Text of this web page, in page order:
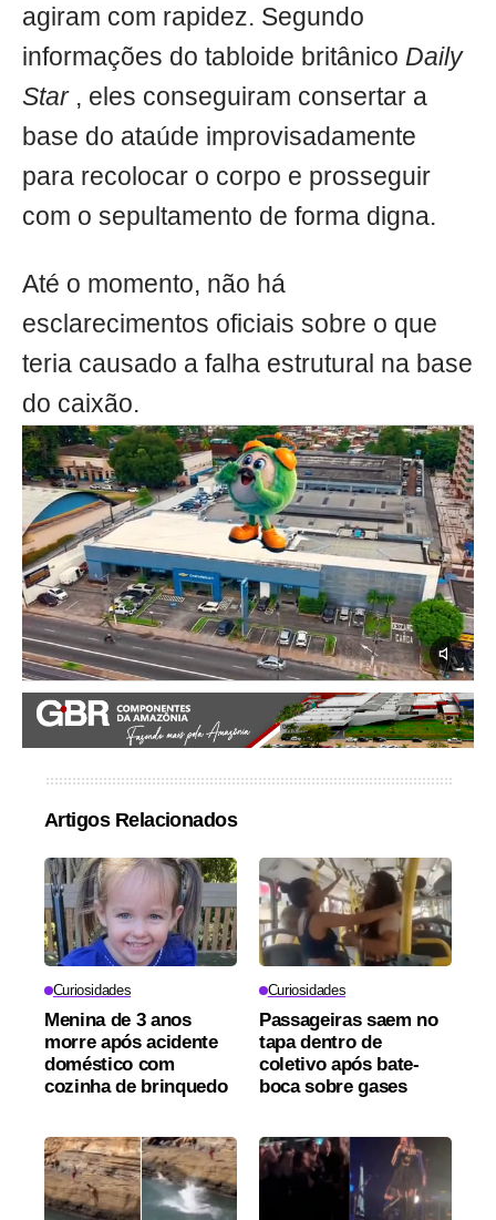
agiram com rapidez. Segundo
informações do tabloide britânico Daily
Star , eles conseguiram consertar a
base do ataúde improvisadamente
para recolocar o corpo e prosseguir
com o sepultamento de forma digna.
Até o momento, não há
esclarecimentos oficiais sobre o que
teria causado a falha estrutural na base
do caixão.
Artigos Relacionados
Curiosidades
Menina de 3 anos
morre após acidente
doméstico com
cozinha de brinquedo
Curiosidades
Passageiras saem no
tapa dentro de
coletivo após bate-
boca sobre gases